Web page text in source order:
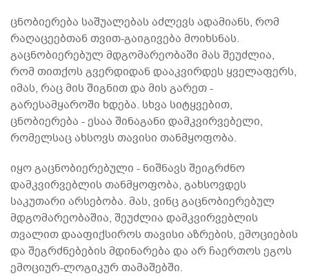
ცნობიერება საშუალებას აძლევს ადამიანს, რომ
რაღაცეებთან თვით-გაიგივება მოიხსნას.
გაცნობიერებულ მდგომარეობაში მას შეუძლია,
რომ თითქოს გვერდიდან დააკვირდეს ყველაფერს,
იმას, რაც მის შიგნით და მის გარეთ -
გარესამყაროში ხდება. სხვა სიტყვებით,
ცნობიერება - ესაა შინაგანი დამკვირვებელი,
რომელსაც ახსოვს თავისი თანმყოფობა.
იყო გაცნობიერებული - ნიშნავს შეიგრძნო
დამკვირვებლის თანმყოფობა, გახსოვდეს
საკუთარი არსებობა. მას, ვინც გაცნობიერებულ
მდგომარეობაშია, შეუძლია დამკვირვებლის
თვალით დააფიქსიროს თავისი აზრების, ემოციების
და შეგრძნებების მდინარება და არ ჩაერთოს ეგოს
ემოციურ-ლოგიკურ თამაშებში.